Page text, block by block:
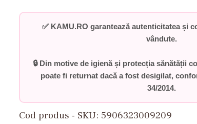
✅ KAMU.RO garantează autenticitatea și
vândute.
🔒 Din motive de igienă și protecția sănătății
poate fi returnat dacă a fost desigilat,
34/2014.
Cod produs - SKU 5906323009209